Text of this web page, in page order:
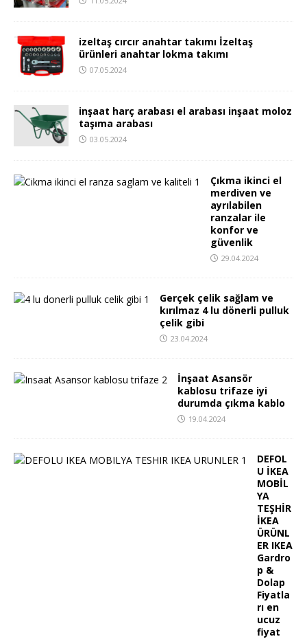
izeltaş cırcır anahtar takımı İzeltaş
ürünleri anahtar lokma takımı
07.05.2024
inşaat harç arabası el arabası inşaat moloz
taşıma arabası
03.05.2024
Çıkma ikinci el
merdiven ve
ayrılabilen
ranzalar ile
konfor ve
güvenlik
29.04.2024
Gerçek çelik sağlam ve
kırılmaz 4 lu dönerli pulluk
çelik gibi
23.04.2024
İnşaat Asansör
kablosu trifaze iyi
durumda çıkma kablo
19.04.2024
DEFOL
U İKEA
MOBİL
YA
TEŞHİR
İKEA
ÜRÜNL
ER IKEA
Gardro
p &
Dolap
Fiyatla
rı en
ucuz
fiyat